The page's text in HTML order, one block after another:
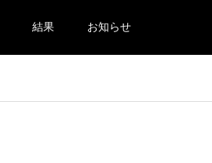
結果 お知らせ